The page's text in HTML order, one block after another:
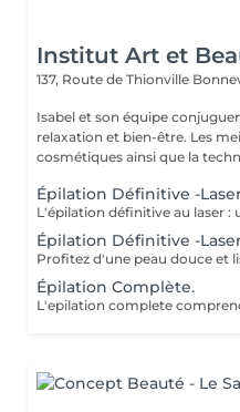
Institut Art et
137, Route de Thionville
Isabel et son équipe
relaxation et bien-être. Les meilleures marques esthétiques et
cosmétiques ainsi que la
Épilation Définitive -
Épilation Définitive -
Épilation Complète.